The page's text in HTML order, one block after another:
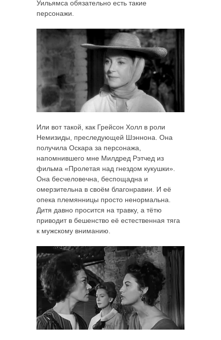
Уильямса обязательно есть такие
персонажи.
Или вот такой, как Грейсон Холл в роли
Немизиды, преследующей Шэннона. Она
получила Оскара за персонажа,
напомнившего мне Милдред Рэтчед из
фильма «Пролетая над гнездом кукушки».
Она бесчеловечна, беспощадна и
омерзительна в своём благонравии. И её
опека племянницы просто ненормальна.
Дитя давно просится на травку, а тётю
приводит в бешенство её естественная тяга
к мужскому вниманию.